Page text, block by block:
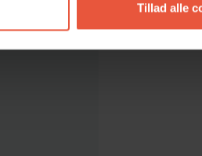
Tillad alle